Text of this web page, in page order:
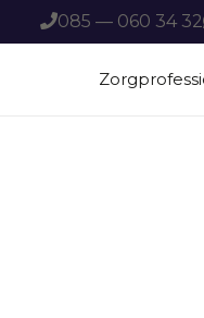
085 — 060 34 32